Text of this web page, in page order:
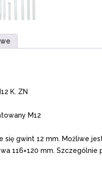
K. ZN
M12
się gwint 12 mm. Możliwe
116×120 mm.